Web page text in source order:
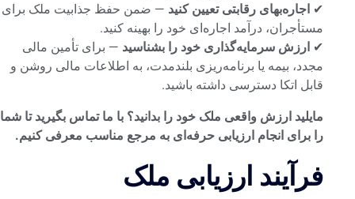
اجاره‌بهای رقابتی تعیین کنید — ضمن حفظ جذابیت ملک برای
مستأجران، درآمد اجاره‌ای خود را بهینه کنید.
ارزش سرمایه‌گذاری خود را بشناسید— برای تأمین مالی
مجدد، بیمه یا برنامه‌ریزی بلندمدت، به اطلاعات مالی روشن و
قابل اتکا دسترسی داشته باشید.
مایلید ارزش واقعی ملک خود را بدانید؟ با ما تماس بگیرید تا شما
را برای انجام ارزیابی حرفه‌ای به مرجع مناسب معرفی کنیم.
فرآیند ارزیابی ملک